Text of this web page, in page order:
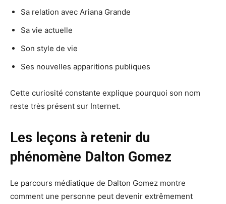
Sa relation avec Ariana Grande
Sa vie actuelle
Son style de vie
Ses nouvelles apparitions publiques
Cette curiosité constante explique pourquoi son nom
reste très présent sur Internet.
Les leçons à retenir du
phénomène Dalton Gomez
Le parcours médiatique de Dalton Gomez montre
comment une personne peut devenir extrêmement